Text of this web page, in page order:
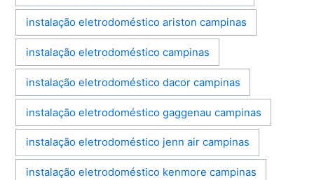
instalação eletrodoméstico ariston campinas
instalação eletrodoméstico campinas
instalação eletrodoméstico dacor campinas
instalação eletrodoméstico gaggenau campinas
instalação eletrodoméstico jenn air campinas
instalação eletrodoméstico kenmore campinas